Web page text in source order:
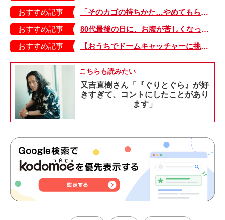
おすすめ記事
「そのカゴの持ちかた…やめてもらえる？」潔癖夫の想像力に「…は？」【潔癖夫と子育て中！・6】
おすすめ記事
80代最後の日に、お腹が苦しくなった義父・マキオさん。病院の帰り道に…【しぶしぶ同居したら義父が最高だった件・32】
おすすめ記事
【おうちでドームキャッチャーに挑戦だ】アンパンマン わくわくドームキャッチャー
こちらも読みたい
又吉直樹さん「『ぐりとぐら』が好
きすぎて、コントにしたことがあり
ます」